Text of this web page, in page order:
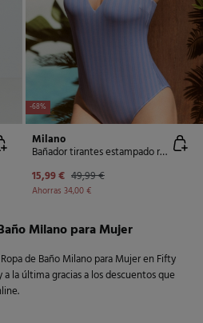
-68%
Milano
Bañador tirantes estampado rayas
15,99 € 49,99 €
Ahorras 34,00 €
Milano para Mujer
de Baño Milano para Mujer en Fifty
la última gracias a los descuentos que